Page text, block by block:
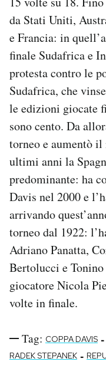
da Stati Uniti,
e Francia: in
finale Sudafrica e
protesta contro le
Sudafrica, che
le edizioni giocate
sono cento. Da
torneo e aumentò
ultimi anni la
predominante: ha
Davis nel 2000 e
arrivando
torneo dal 1922:
Adriano Panatta,
Bertolucci e
giocatore Nicola
volte in finale.
Tag: COPPA DAVIS -
RADEK STEPANEK -